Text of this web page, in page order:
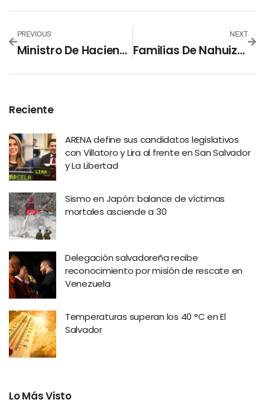
PREVIOUS
Ministro De Hacienda: “Hemos Recibido 461,000 Declaraciones Del Impuesto Sobre La Renta”
NEXT
Familias De Nahuizalco Reciben Contribuciones Para Accesos A Viviendas
Reciente
ARENA define sus candidatos legislativos
con Villatoro y Lira al frente en San Salvador
y La Libertad
Sismo en Japón: balance de víctimas
mortales asciende a 30
Delegación salvadoreña recibe
reconocimiento por misión de rescate en
Venezuela
Temperaturas superan los 40 °C en El
Salvador
Lo Más Visto